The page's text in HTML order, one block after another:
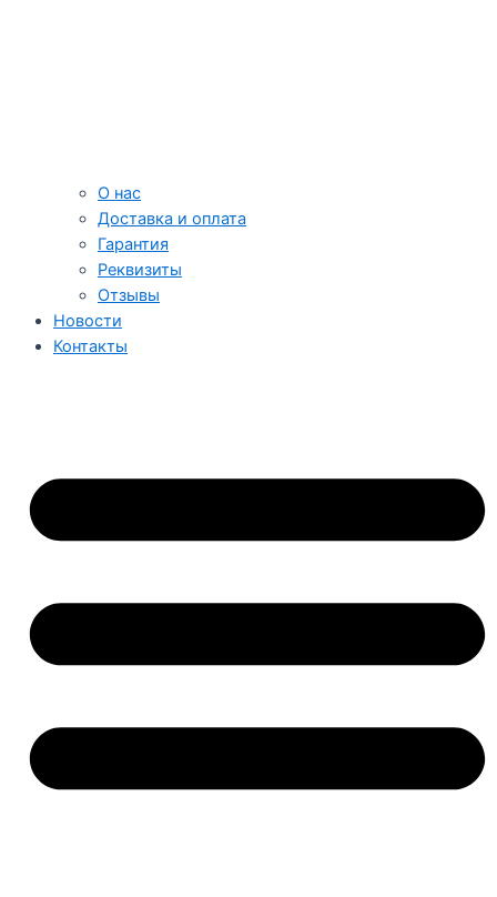
О нас
Доставка и оплата
Гарантия
Реквизиты
Отзывы
Новости
Контакты